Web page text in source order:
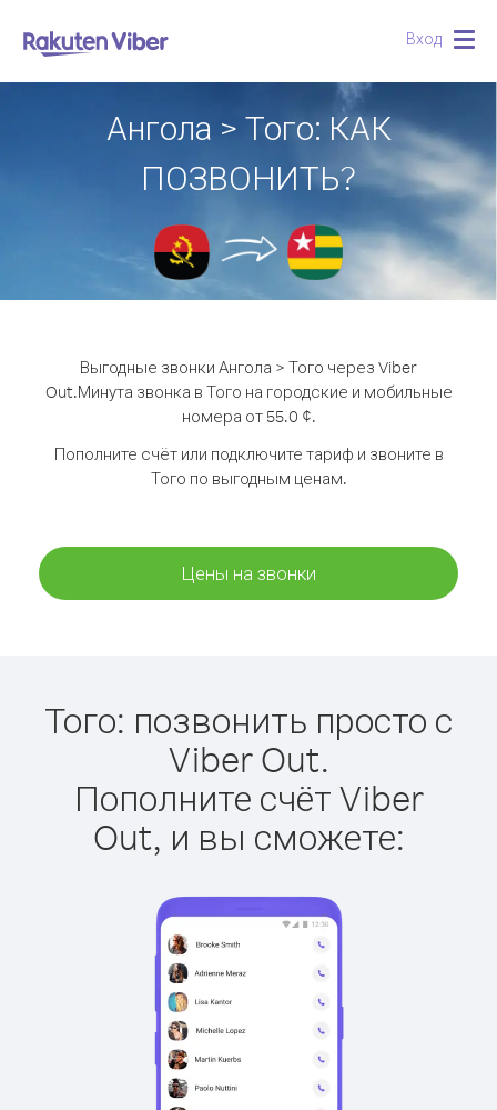
Вход
Ангола > Того: КАК
ПОЗВОНИТЬ?
Выгодные звонки Ангола > Того через Viber
Out.Минута звонка в Того на городские и мобильные
номера от 55.0 ¢.
Пополните счёт или подключите тариф и звоните в
Того по выгодным ценам.
Цены на звонки
Того: позвонить просто с
Viber Out.
Пополните счёт Viber
Out, и вы сможете: